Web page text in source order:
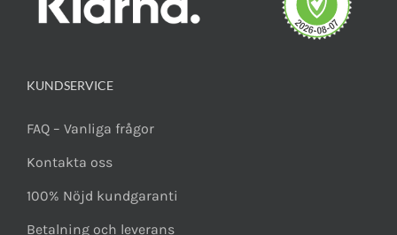
KUNDSERVICE
FAQ – Vanliga frågor
Kontakta oss
100% Nöjd kundgaranti
Betalning och leverans